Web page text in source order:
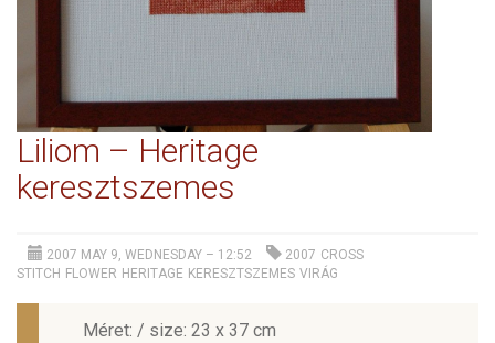
Liliom – Heritage
keresztszemes
2007 MAY 9, WEDNESDAY – 12:52 2007 CROSS
STITCH FLOWER HERITAGE KERESZTSZEMES VIRÁG
Méret: / size: 23 x 37 cm